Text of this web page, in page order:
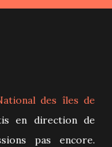
des îles de
en direction de
pas encore.